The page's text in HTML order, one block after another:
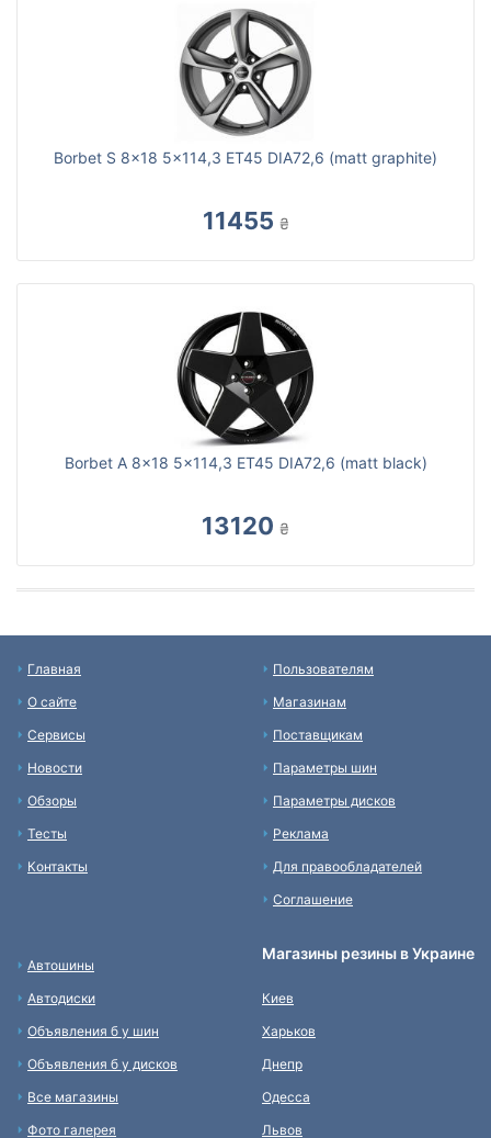
Borbet S 8x18 5x114,3 ET45 DIA72,6 (matt graphite)
11455 ₴
Borbet A 8x18 5x114,3 ET45 DIA72,6 (matt black)
13120 ₴
Главная
О сайте
Сервисы
Новости
Обзоры
Тесты
Контакты
Пользователям
Магазинам
Поставщикам
Параметры шин
Параметры дисков
Реклама
Для правообладателей
Соглашение
Автошины
Автодиски
Объявления б у шин
Объявления б у дисков
Все магазины
Фото галерея
Магазины резины в Украине
Киев
Харьков
Днепр
Одесса
Львов